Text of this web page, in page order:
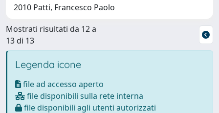
2010 Patti, Francesco Paolo
Mostrati risultati da 12 a
13 di 13
Legenda icone
file ad accesso aperto
file disponibili sulla rete interna
file disponibili agli utenti autorizzati